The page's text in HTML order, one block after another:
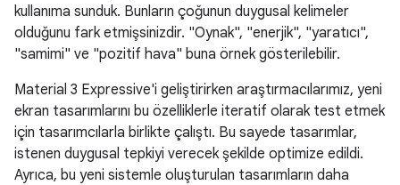
kullanıma sunduk. Bunların çoğunun duygusal kelimeler
olduğunu fark etmişsinizdir. "Oynak", "enerjik", "yaratıcı",
"samimi" ve "pozitif hava" buna örnek gösterilebilir.
Material 3 Expressive'i geliştirirken araştırmacılarımız, yeni
ekran tasarımlarını bu özelliklerle iteratif olarak test etmek
için tasarımcılarla birlikte çalıştı. Bu sayede tasarımlar,
istenen duygusal tepkiyi verecek şekilde optimize edildi.
Ayrıca, bu yeni sistemle oluşturulan tasarımların daha